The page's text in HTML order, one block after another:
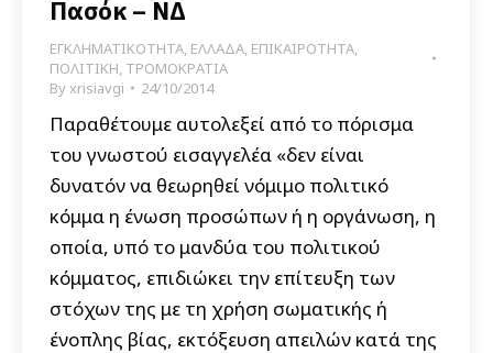
Πασόκ – ΝΔ
ΕΓΚΛΗΜΑΤΙΚΟΤΗΤΑ, ΕΛΛΑΔΑ, ΕΠΙΚΑΙΡΟΤΗΤΑ,
ΠΟΛΙΤΙΚΗ, ΤΡΟΜΟΚΡΑΤΙΑ
Byxrisiavgi 24/10/2014
Παραθέτουμε αυτολεξεί από το πόρισμα
του γνωστού εισαγγελέα «δεν είναι
δυνατόν να θεωρηθεί νόμιμο πολιτικό
κόμμα η ένωση προσώπων ή η οργάνωση, η
οποία, υπό το μανδύα του πολιτικού
κόμματος, επιδιώκει την επίτευξη των
στόχων της με τη χρήση σωματικής ή
ένοπλης βίας, εκτόξευση απειλών κατά της